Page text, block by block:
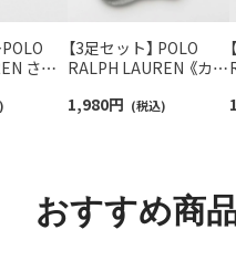
さら
ックス
【3足セット】 POLO
RALPH LAUREN 《カラ
ンポイントソックス シ
1,980円 (税込)
おすすめ商